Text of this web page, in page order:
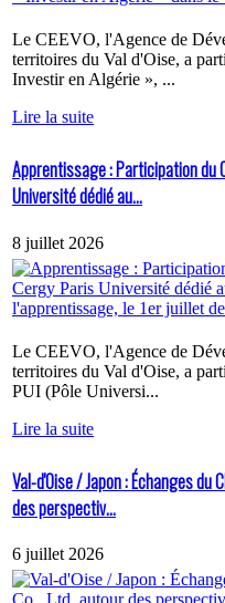
Le CEEVO, l'Agence de
territoires du Val d'Oise, a
Investir en Algérie », ...
Lire la suite
Apprentissage : Participation du
Université dédié au...
8 juillet 2026
Le CEEVO, l'Agence de
territoires du Val d'Oise, a
PUI (Pôle Universi...
Lire la suite
Val-d'Oise / Japon : Échanges du
des perspectiv...
6 juillet 2026